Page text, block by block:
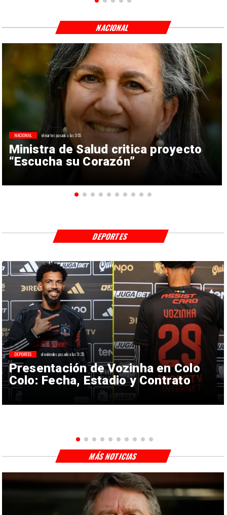
Ministra de Salud critica proyecto
“Escucha su Corazón”
NACIONAL el martes pasado a las 9:55
NACIONAL
Presentación de Vozinha en Colo
Colo: Fecha, Estadio y Contrato
DEPORTES el miércoles pasado a las 9:35
DEPORTES
MÁS NOTICIAS